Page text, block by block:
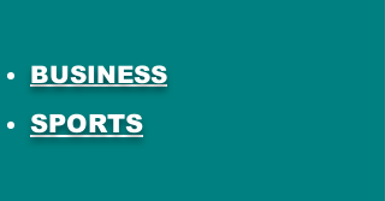
BUSINESS
SPORTS